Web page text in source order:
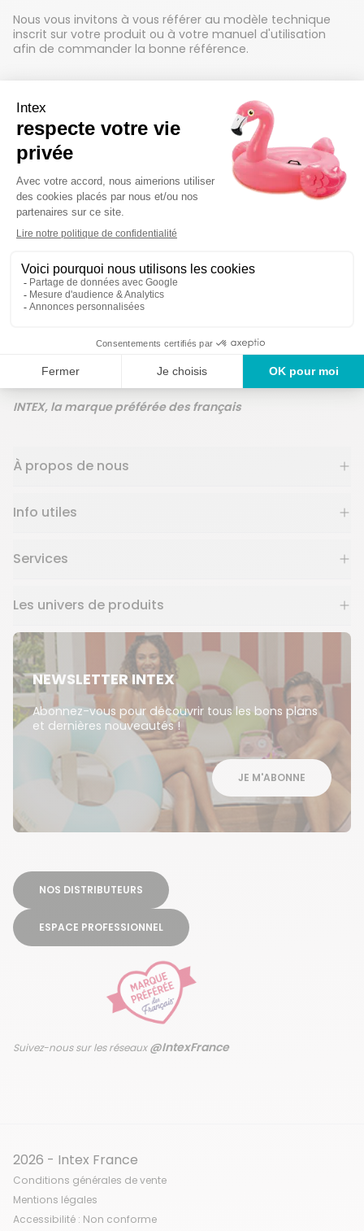
Nous vous invitons à vous référer au modèle technique
inscrit sur votre produit ou à votre manuel d'utilisation
afin de commander la bonne référence.
Détails techniques
Un service en France
INTEX, la marque préférée des français
À propos de nous
Info utiles
Services
Les univers de produits
NEWSLETTER INTEX
Abonnez-vous pour découvrir tous les bons plans
et dernières nouveautés !
JE M'ABONNE
NOS DISTRIBUTEURS
ESPACE PROFESSIONNEL
Suivez-nous sur les réseaux@IntexFrance
2026 - Intex France
Conditions générales de vente
Mentions légales
Accessibilité : Non conforme